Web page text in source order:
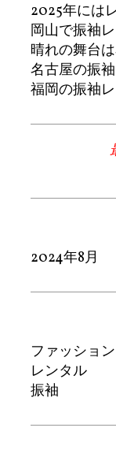
2025年には
岡山で振袖
晴れの舞台
名古屋の振
福岡の振袖
2024年8月
ファッショ
レンタル
振袖